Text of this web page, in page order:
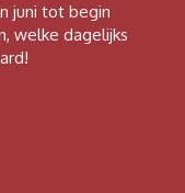
juni tot begin
welke dagelijks